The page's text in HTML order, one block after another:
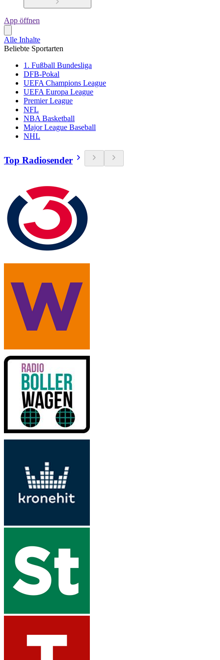
App öffnen
Alle Inhalte
Beliebte Sportarten
1. Fußball Bundesliga
DFB-Pokal
UEFA Champions League
UEFA Europa League
Premier League
NFL
NBA Basketball
Major League Baseball
NHL
Top Radiosender